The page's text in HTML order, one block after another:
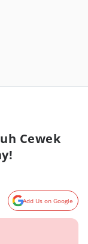
Cewek
Add Us on Google